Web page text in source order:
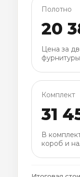
Полотно
20
Цена за
Комплект
31
В
короб и